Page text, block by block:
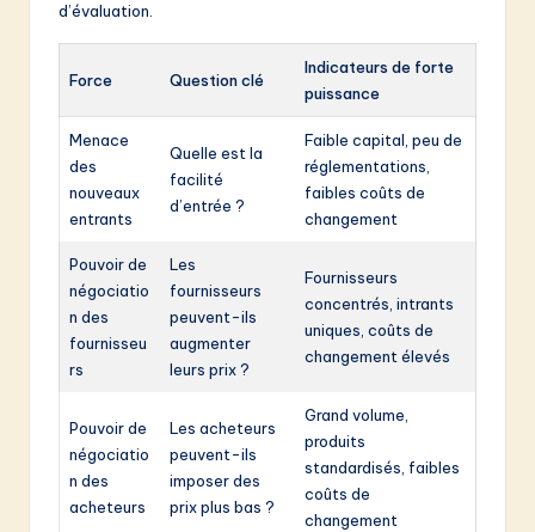
d’évaluation.
Force Question clé
Indicateurs de forte
puissance
Menace
des
nouveaux
entrants
Quelle est la
facilité
d’entrée ?
Faible capital, peu de
réglementations,
faibles coûts de
changement
Pouvoir de
négociatio
n des
fournisseu
rs
Les
fournisseurs
peuvent-ils
augmenter
leurs prix ?
Fournisseurs
concentrés, intrants
uniques, coûts de
changement élevés
Pouvoir de
négociatio
n des
acheteurs
Les acheteurs
peuvent-ils
imposer des
prix plus bas ?
Grand volume,
produits
standardisés, faibles
coûts de
changement